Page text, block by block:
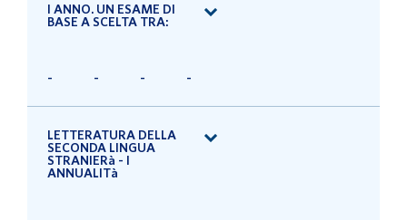
I ANNO. UN ESAME DI
BASE A SCELTA TRA:
- - - -
LETTERATURA DELLA
SECONDA LINGUA
STRANIERà - I
ANNUALITà